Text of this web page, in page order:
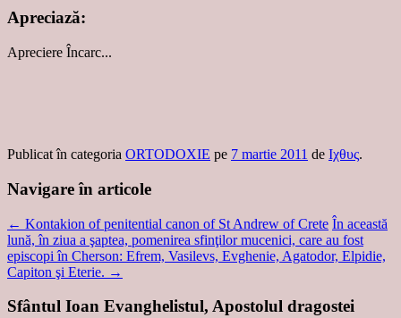
Apreciază:
Apreciere Încarc...
Publicat în categoria ORTODOXIE pe 7 martie 2011 de Ιχθυς.
Navigare în articole
← Kontakion of penitential canon of St Andrew of Crete În această
lună, în ziua a şaptea, pomenirea sfinţilor mucenici, care au fost
episcopi în Cherson: Efrem, Vasilevs, Evghenie, Agatodor, Elpidie,
Capiton şi Eterie. →
Sfântul Ioan Evanghelistul, Apostolul dragostei